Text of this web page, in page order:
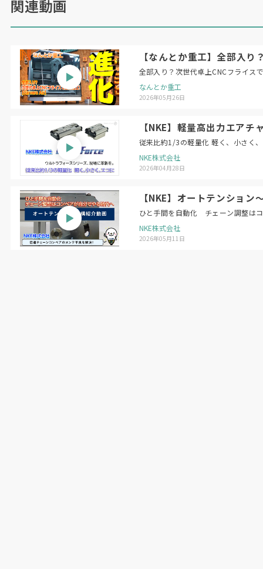
関連動画
【なんとか重工】全部入
全部入り？次世代卓上CNCフライス
なんとか重工
2026年05月26日
【NKE】軽量高出力エア
従来比約1/3の軽量化 軽く、小さく
NKE株式会社
2026年04月28日
【NKE】オートテンショ
ひと手間を自動化 チェーン調整は
NKE株式会社
2026年05月11日